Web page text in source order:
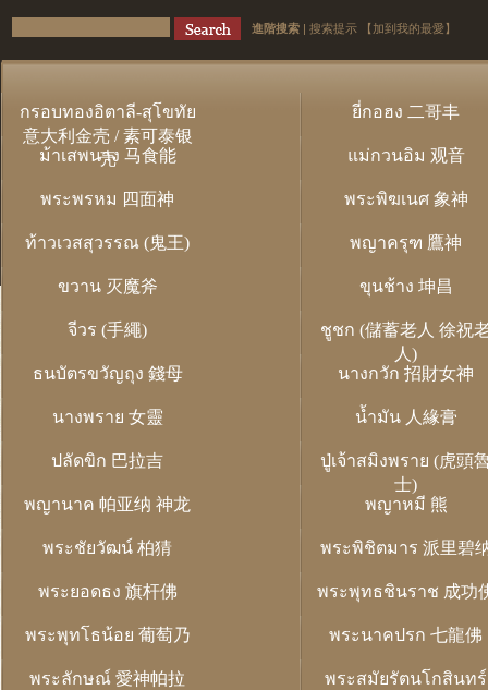
進階搜索 | 搜索提示 【加到我的最愛】
กรอบทองอิตาลี-สุโขทัย
意大利金壳 / 素可泰银
壳
ยี่กอฮง 二哥丰
ม้าเสพนาง 马食能 แม่กวนอิม 观音
พระพรหม 四面神 พระพิฆเนศ 象神
ท้าวเวสสุวรรณ (鬼王) พญาครุฑ 鷹神
ขวาน 灭魔斧 ขุนช้าง 坤昌
จีวร (手繩)
ชูชก (儲蓄老人 徐祝
人)
ธนบัตรขวัญถุง 錢母
นางกวัก 招財女神
นางพราย 女靈 น้ำมัน 人緣膏
ปลัดขิก 巴拉吉
ปู่เจ้าสมิงพราย (虎頭
士)
พญานาค 帕亚纳 神龙
พญาหมี 熊
พระชัยวัฒน์ 柏猜 พระพิชิตมาร 派里碧
พระยอดธง 旗杆佛 พระพุทธชินราช 成功
พระพุทโธน้อย 葡萄乃 พระนาคปรก 七龍佛
พระลักษณ์ 愛神帕拉
พระสมัยรัตนโกสินทร์